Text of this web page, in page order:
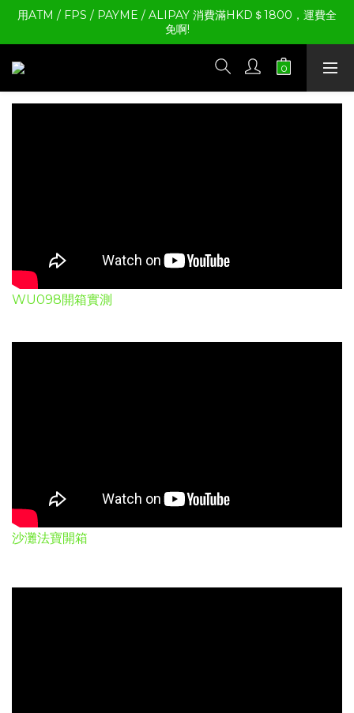
用ATM / FPS / PAYME / ALIPAY 消費滿HKD＄1800，運費全
免啊!
WU098開箱實測
沙灘法寶開箱